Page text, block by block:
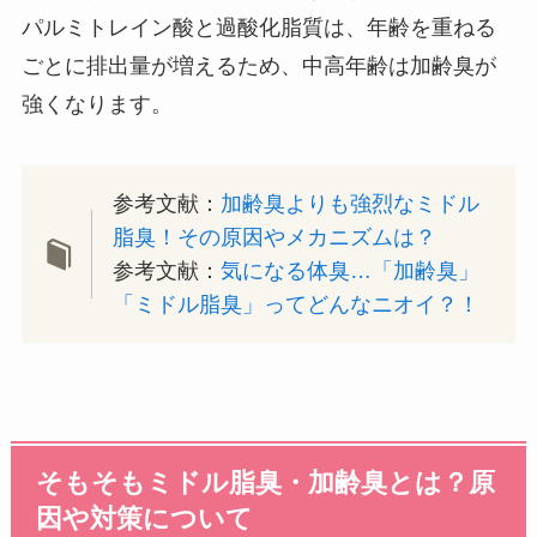
パルミトレイン酸と過酸化脂質は、年齢を重ねる
ごとに排出量が増えるため、中高年齢は加齢臭が
強くなります。
参考文献： 加齢臭よりも強烈なミドル
脂臭！その原因やメカニズムは？
参考文献：気になる体臭…「加齢臭」
「ミドル脂臭」ってどんなニオイ？！
そもそもミドル脂臭・加齢臭とは？原
因や対策について